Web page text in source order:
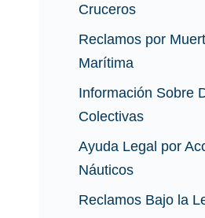
Cruceros
Reclamos por
Marítima
Información Sobre
Colectivas
Ayuda Legal por
Náuticos
Reclamos Bajo la